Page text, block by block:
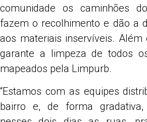
comunidade os caminhões
fazem o recolhimento e dão a
aos materiais inservíveis. Além
garante a limpeza de todos
mapeados pela Limpurb.
“Estamos com as equipes
bairro e, de forma